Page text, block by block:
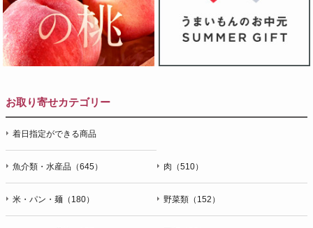
お取り寄せカテゴリー
着日指定ができる商品
魚介類・水産品（645） 肉（510）
米・パン・麺（180） 野菜類（152）